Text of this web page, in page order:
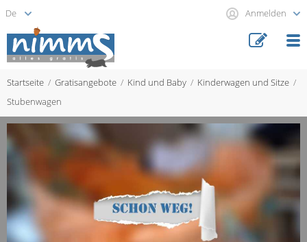
Anmelden
Startseite Gratisangebote Kind und Baby
Kinderwagen und Sitze
Stubenwagen